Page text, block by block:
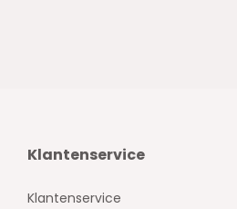
Klantenservice
Klantenservice